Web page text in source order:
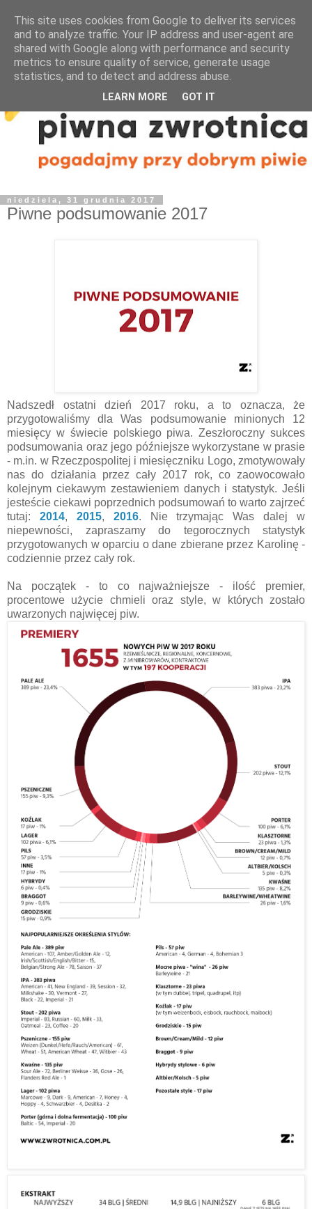
niedziela, 31 grudnia 2017
Piwne podsumowanie 2017
Nadszedł ostatni dzień 2017 roku, a to oznacza, że
przygotowaliśmy dla Was podsumowanie minionych 12
miesięcy w świecie polskiego piwa. Zeszłoroczny sukces
podsumowania oraz jego późniejsze wykorzystane w prasie
- m.in. w Rzeczpospolitej i miesięczniku Logo, zmotywowały
nas do działania przez cały 2017 rok, co zaowocowało
kolejnym ciekawym zestawieniem danych i statystyk. Jeśli
jesteście ciekawi poprzednich podsumowań to warto zajrzeć
tutaj:
2014, 2015, 2016. Nie trzymając Was dalej w
niepewności, zapraszamy do tegorocznych statystyk
przygotowanych w oparciu o dane zbierane przez Karolinę -
codziennie przez cały rok.
Na początek - to co najważniejsze - ilość premier,
procentowe użycie chmieli oraz style, w których zostało
uwarzonych najwięcej piw.
This site uses cookies from Google to deliver its services
and to analyze traffic. Your IP address and user-agent are
shared with Google along with performance and security
metrics to ensure quality of service, generate usage
statistics, and to detect and address abuse.
LEARN MORE GOT IT